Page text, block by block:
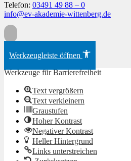
Telefon: 03491 49 88 – 0
info@ev-akademie-wittenberg.de
Werkzeugleiste öffnen
Werkzeuge für Barrierefreiheit
Text vergrößern
Text verkleinern
Graustufen
Hoher Kontrast
Negativer Kontrast
Heller Hintergrund
Links unterstreichen